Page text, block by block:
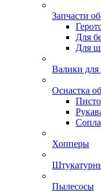
Запчасти
Для
Для
Валики для
Оснастка
Сопла
Хопперы
Пылесосы